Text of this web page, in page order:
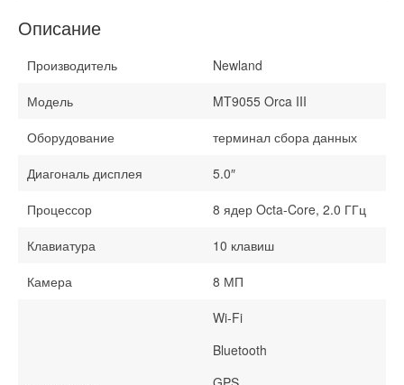
Описание
Производитель
Newland
Модель
MT9055 Orca III
Оборудование
терминал сбора данных
Диагональ дисплея
5.0″
Процессор
8 ядер Octa-Core, 2.0 ГГц
Клавиатура
10 клавиш
Камера
8 МП
Wi-Fi
Bluetooth